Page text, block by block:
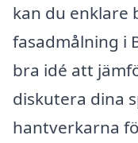
kan du enklare
fasadmålning i
bra idé att
diskutera dina
hantverkarna